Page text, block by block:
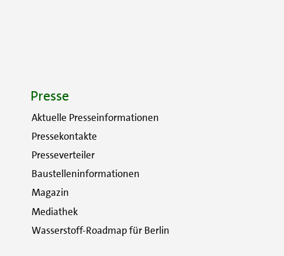
Presse
Aktuelle Presseinformationen
Pressekontakte
Presseverteiler
Baustelleninformationen
Magazin
Mediathek
Wasserstoff-Roadmap für Berlin